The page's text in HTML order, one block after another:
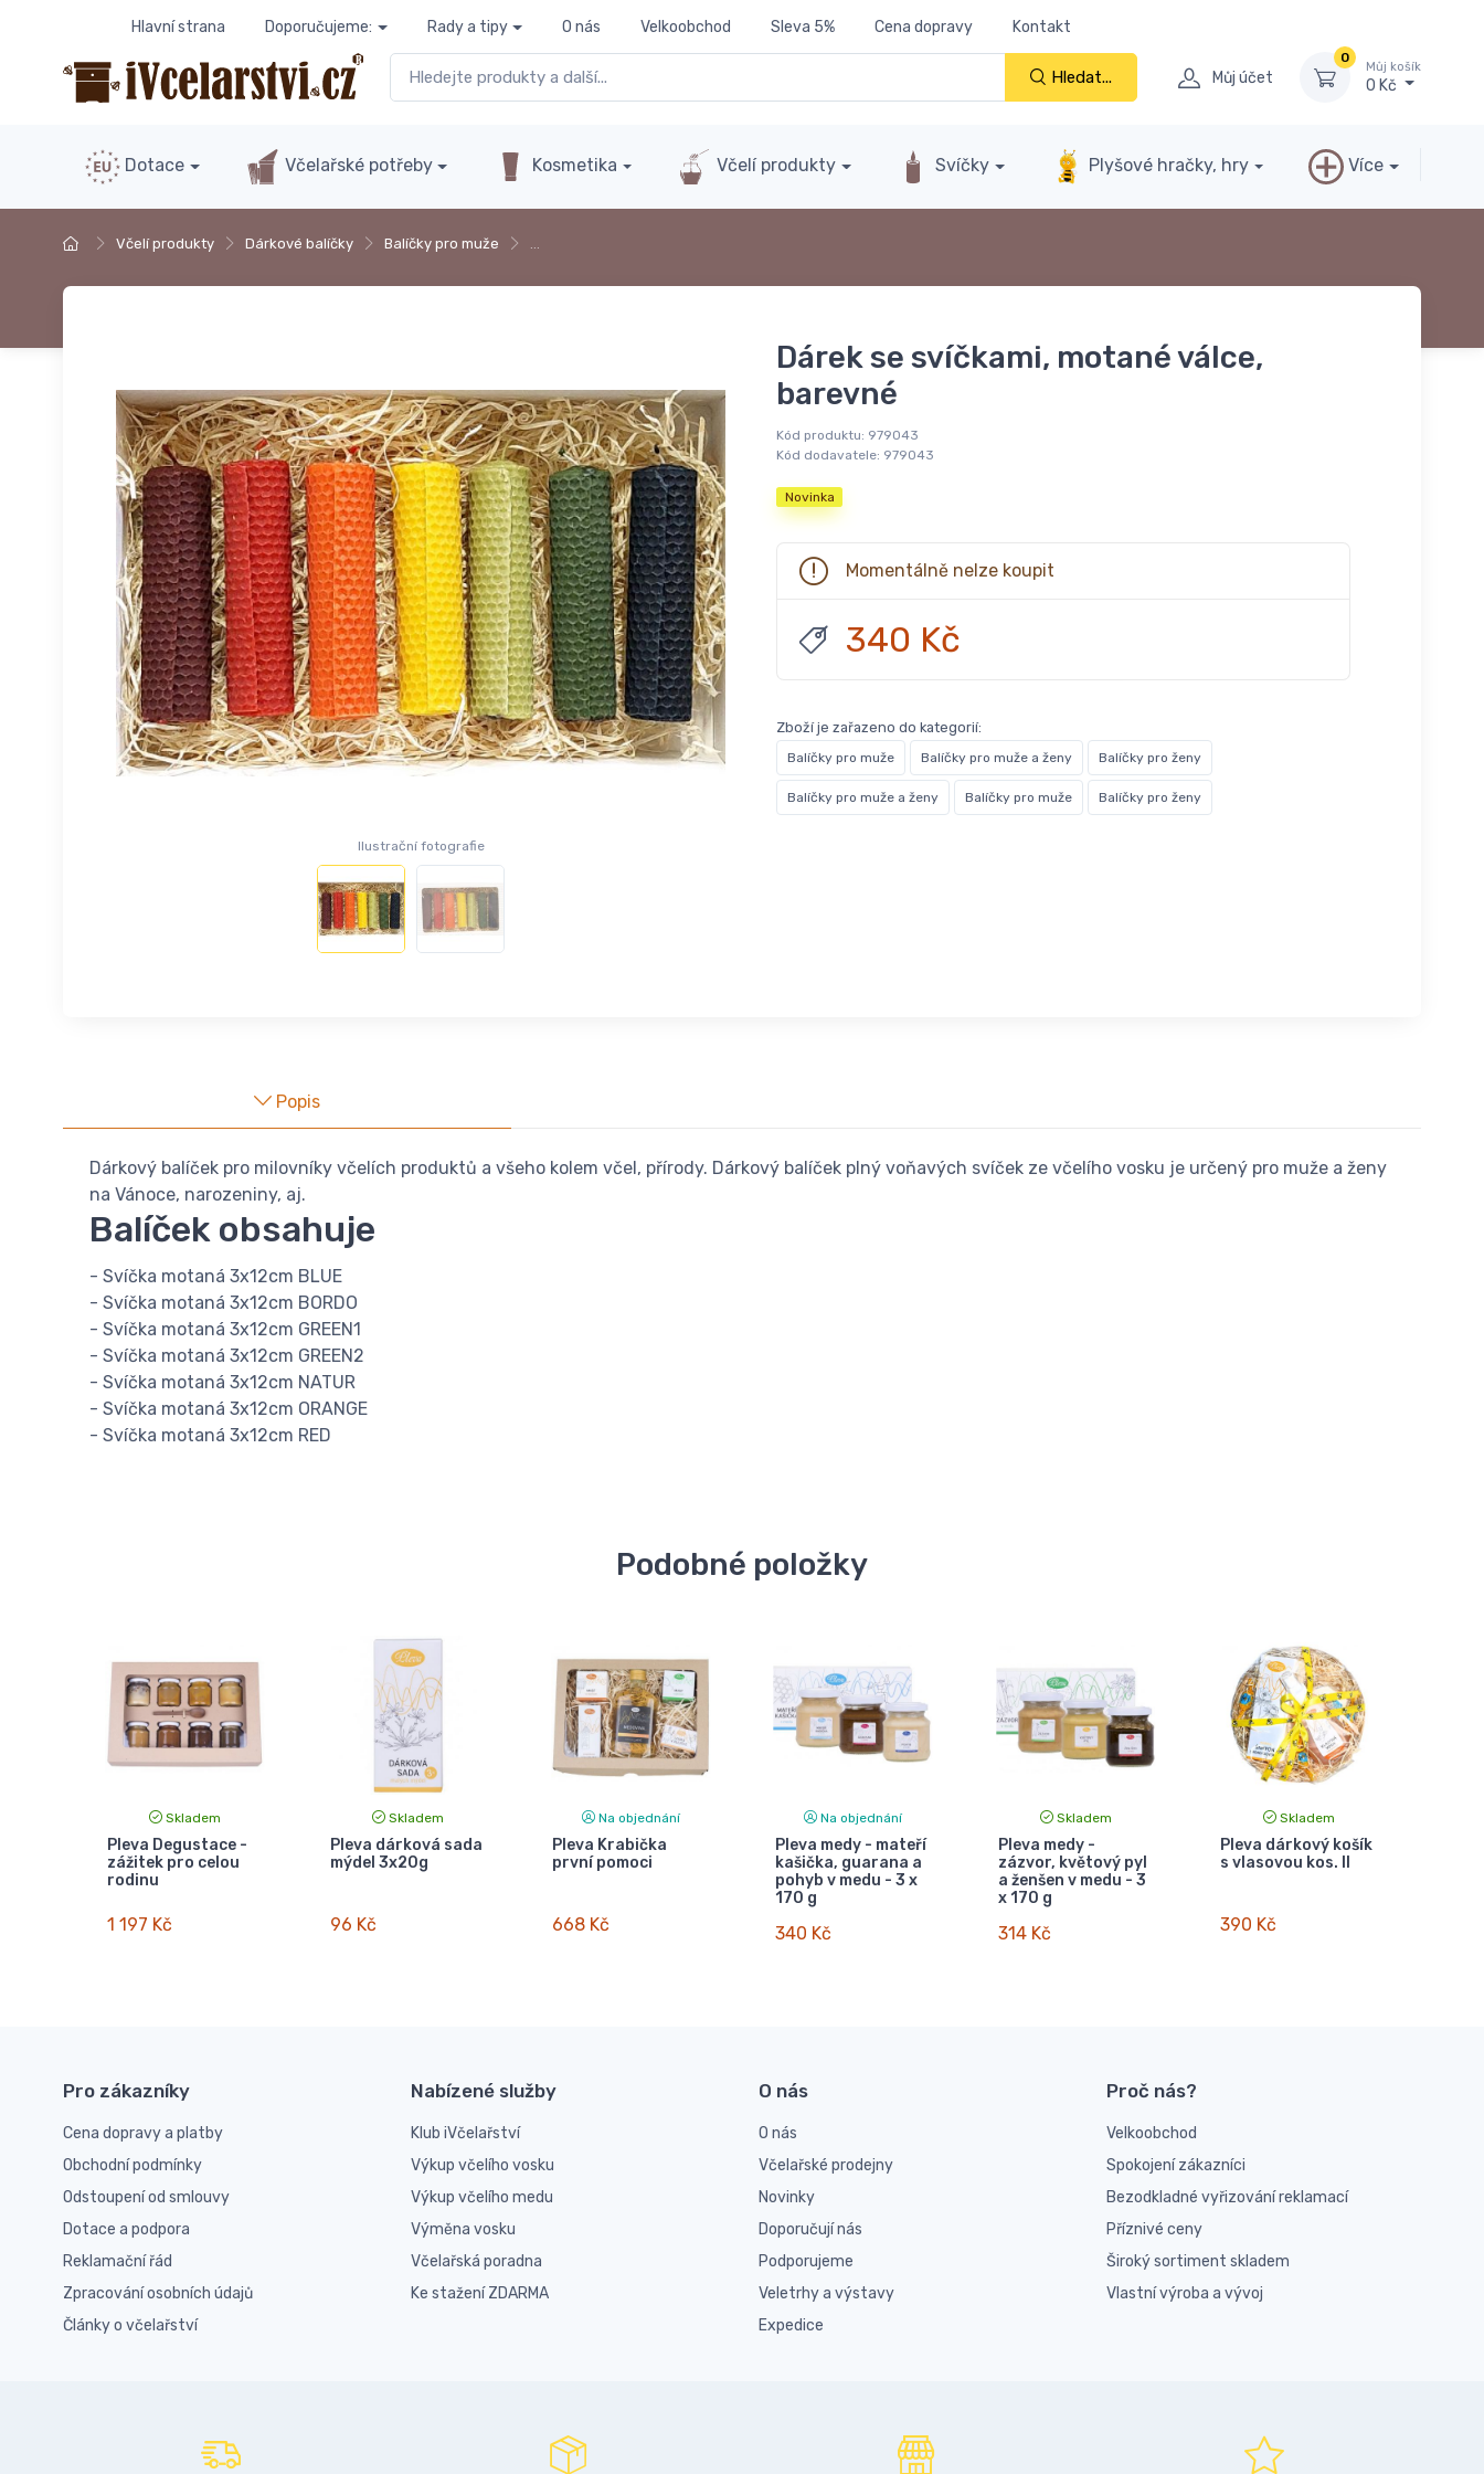
Hlavní strana Doporučujeme: Rady a tipy O nás Velkoobchod Sleva 5% Cena dopravy Kontakt
Hledat... Můj účet
0
Můj košík
0 Kč
Dotace Včelařské potřeby Kosmetika Včelí produkty Svíčky Plyšové hračky, hry Více
Včelí produkty Dárkové balíčky Balíčky pro muže …
Ilustrační fotografie
Dárek se svíčkami, motané válce,
barevné
Kód produktu: 979043
Kód dodavatele: 979043
Novinka
Momentálně nelze koupit
340 Kč
Zboží je zařazeno do kategorií:
Balíčky pro muže Balíčky pro muže a ženy Balíčky pro ženy
Balíčky pro muže a ženy Balíčky pro muže Balíčky pro ženy
Popis
Dárkový balíček pro milovníky včelích produktů a všeho kolem včel, přírody. Dárkový balíček plný voňavých svíček ze včelího vosku je určený pro muže a ženy
na Vánoce, narozeniny, aj.
Balíček obsahuje
- Svíčka motaná 3x12cm BLUE
- Svíčka motaná 3x12cm BORDO
- Svíčka motaná 3x12cm GREEN1
- Svíčka motaná 3x12cm GREEN2
- Svíčka motaná 3x12cm NATUR
- Svíčka motaná 3x12cm ORANGE
- Svíčka motaná 3x12cm RED
Podobné položky
Skladem
Pleva Degustace -
zážitek pro celou
rodinu
1 197 Kč
Skladem
Pleva dárková sada
mýdel 3x20g
96 Kč
Na objednání
Pleva Krabička
první pomoci
668 Kč
Na objednání
Pleva medy - mateří
kašička, guarana a
pohyb v medu - 3 x
170 g
340 Kč
Skladem
Pleva medy -
zázvor, květový pyl
a ženšen v medu - 3
x 170 g
314 Kč
Skladem
Pleva dárkový košík
s vlasovou kos. II
390 Kč
Pro zákazníky
Cena dopravy a platby
Obchodní podmínky
Odstoupení od smlouvy
Dotace a podpora
Reklamační řád
Zpracování osobních údajů
Články o včelařství
Nabízené služby
Klub iVčelařství
Výkup včelího vosku
Výkup včelího medu
Výměna vosku
Včelařská poradna
Ke stažení ZDARMA
O nás
O nás
Včelařské prodejny
Novinky
Doporučují nás
Podporujeme
Veletrhy a výstavy
Expedice
Proč nás?
Velkoobchod
Spokojení zákazníci
Bezodkladné vyřizování reklamací
Příznivé ceny
Široký sortiment skladem
Vlastní výroba a vývoj